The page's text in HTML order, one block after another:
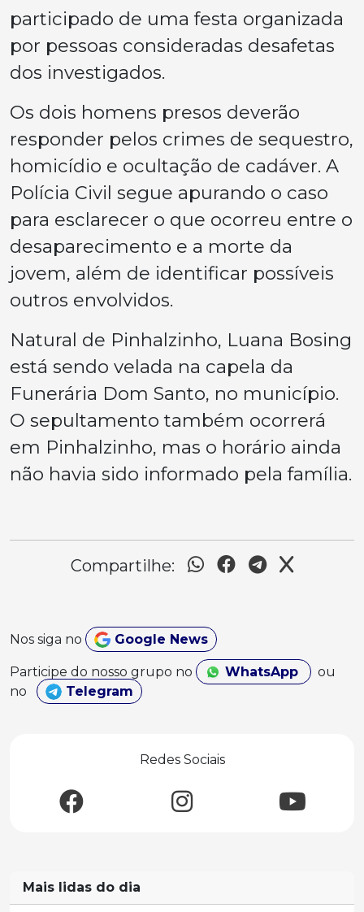
participado de uma festa organizada
por pessoas consideradas desafetas
dos investigados.
Os dois homens presos deverão
responder pelos crimes de sequestro,
homicídio e ocultação de cadáver. A
Polícia Civil segue apurando o caso
para esclarecer o que ocorreu entre o
desaparecimento e a morte da
jovem, além de identificar possíveis
outros envolvidos.
Natural de Pinhalzinho, Luana Bosing
está sendo velada na capela da
Funerária Dom Santo, no município.
O sepultamento também ocorrerá
em Pinhalzinho, mas o horário ainda
não havia sido informado pela família.
Compartilhe:
Nos siga no Google News
Participe do nosso grupo no WhatsApp
ou
no
Telegram
Redes Sociais
Mais lidas do dia